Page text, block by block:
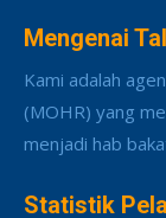
Mengenai
Kami adalah
(MOHR) yang
menjadi hab
Statistik